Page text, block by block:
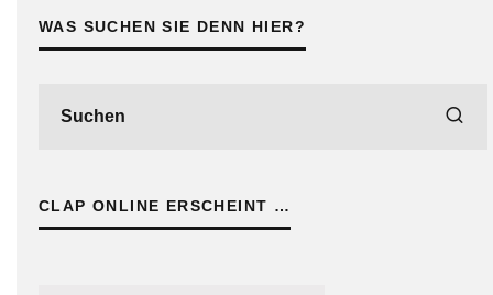
WAS SUCHEN SIE DENN HIER?
CLAP ONLINE ERSCHEINT …